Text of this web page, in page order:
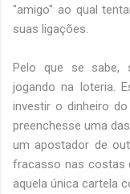
"amigo" ao qual
suas ligações.
Pelo que se sabe,
jogando na loteria.
investir o dinheiro
preenchesse uma
um apostador de
fracasso nas costas
aquela única cartela